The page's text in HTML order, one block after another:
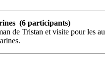
(6 participants)
de Tristan et visite pour les